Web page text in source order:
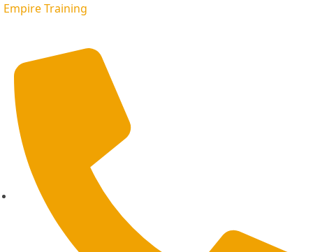
Empire Training